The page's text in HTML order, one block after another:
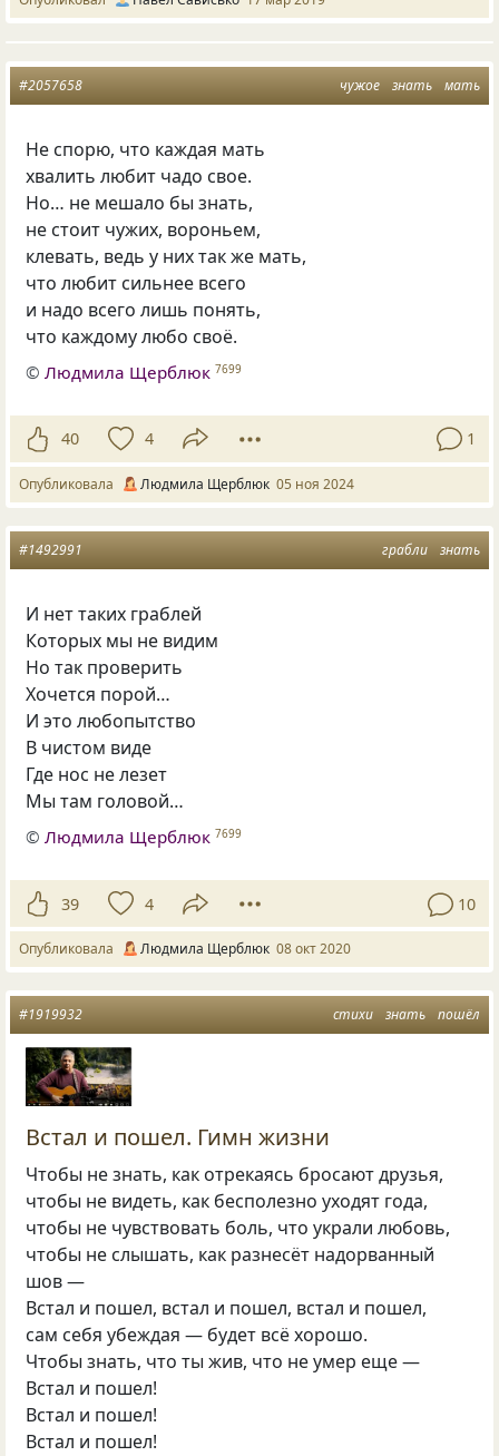
чужое знать мать
#2057658
Не спорю, что каждая мать
хвалить любит чадо свое.
Но… не мешало бы знать,
не стоит чужих, вороньем,
клевать, ведь у них так же мать,
что любит сильнее всего
и надо всего лишь понять,
что каждому любо своё.
©Людмила Щерблюк 7699
40 4 1
Опубликовала Людмила Щерблюк 05 ноя 2024
грабли знать
#1492991
И нет таких граблей
Которых мы не видим
Но так проверить
Хочется порой…
И это любопытство
В чистом виде
Где нос не лезет
Мы там головой…
©Людмила Щерблюк 7699
39 4 10
Опубликовала Людмила Щерблюк 08 окт 2020
стихи знать пошёл
#1919932
Встал и пошел. Гимн жизни
Чтобы не знать, как отрекаясь бросают друзья,
чтобы не видеть, как бесполезно уходят года,
чтобы не чувствовать боль, что украли любовь,
чтобы не слышать, как разнесёт надорванный
шов —
Встал и пошел, встал и пошел, встал и пошел,
сам себя убеждая — будет всё хорошо.
Чтобы знать, что ты жив, что не умер еще —
Встал и пошел!
Встал и пошел!
Встал и пошел!